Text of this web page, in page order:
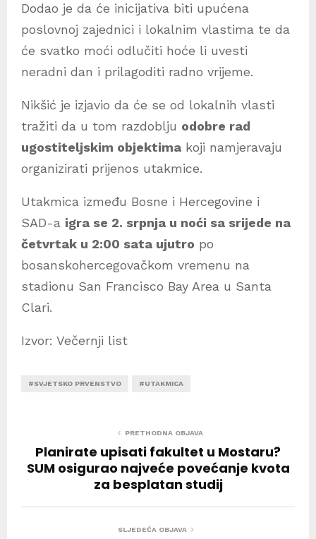
Dodao je da će inicijativa biti upućena
poslovnoj zajednici i lokalnim vlastima te da
će svatko moći odlučiti hoće li uvesti
neradni dan i prilagoditi radno vrijeme.
Nikšić je izjavio da će se od lokalnih vlasti
tražiti da u tom razdoblju odobre rad
ugostiteljskim objektima koji namjeravaju
organizirati prijenos utakmice.
Utakmica između Bosne i Hercegovine i
SAD-a igra se 2. srpnja u noći sa srijede na
četvrtak u 2:00 sata ujutro po
bosanskohercegovačkom vremenu na
stadionu San Francisco Bay Area u Santa
Clari.
Izvor: Večernji list
#SVJETSKO PRVENSTVO #UTAKMICA
PRETHODNA OBJAVA
Planirate upisati fakultet u Mostaru?
SUM osigurao najveće povećanje kvota
za besplatan studij
SLJEDEĆA OBJAVA